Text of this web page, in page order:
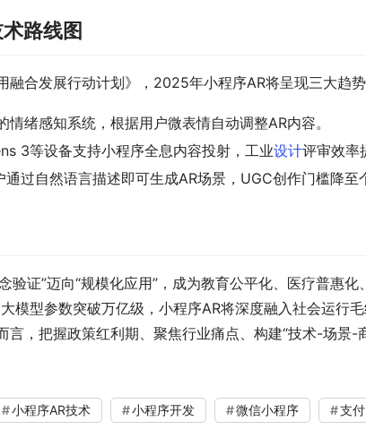
路线图
融合发展行动计划》，2025年小程序AR将呈现三大趋势
情绪感知系统，根据用户微表情自动调整AR内容。
3等设备支持小程序全息内容投射，工业设计评审效率
通过自然语言描述即可生成AR场景，UGC创作门槛降至
验证”迈向“规模化应用”，成为教育公平化、医疗普惠化
模型参数突破万亿级，小程序AR将深度融入社会运行
言，把握政策红利期、聚焦行业痛点、构建“技术-场景-
小程序AR技术 小程序开发 微信小程序 支付